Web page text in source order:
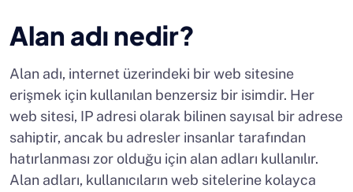
Alan adı nedir?
Alan adı, internet üzerindeki bir web sitesine
erişmek için kullanılan benzersiz bir isimdir. Her
web sitesi, IP adresi olarak bilinen sayısal bir adrese
sahiptir, ancak bu adresler insanlar tarafından
hatırlanması zor olduğu için alan adları kullanılır.
Alan adları, kullanıcıların web sitelerine kolayca